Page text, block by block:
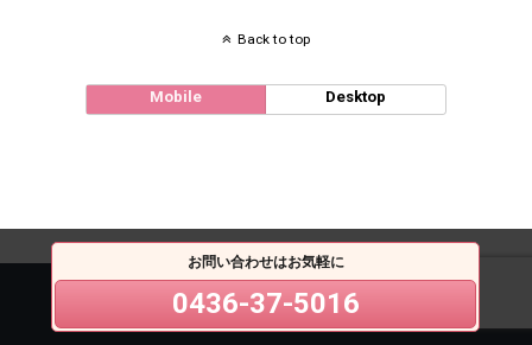
Back to top
Mobile Desktop
お問い合わせはお気軽に
0436-37-5016